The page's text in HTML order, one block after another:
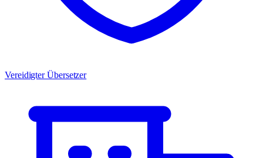
Vereidigter Übersetzer